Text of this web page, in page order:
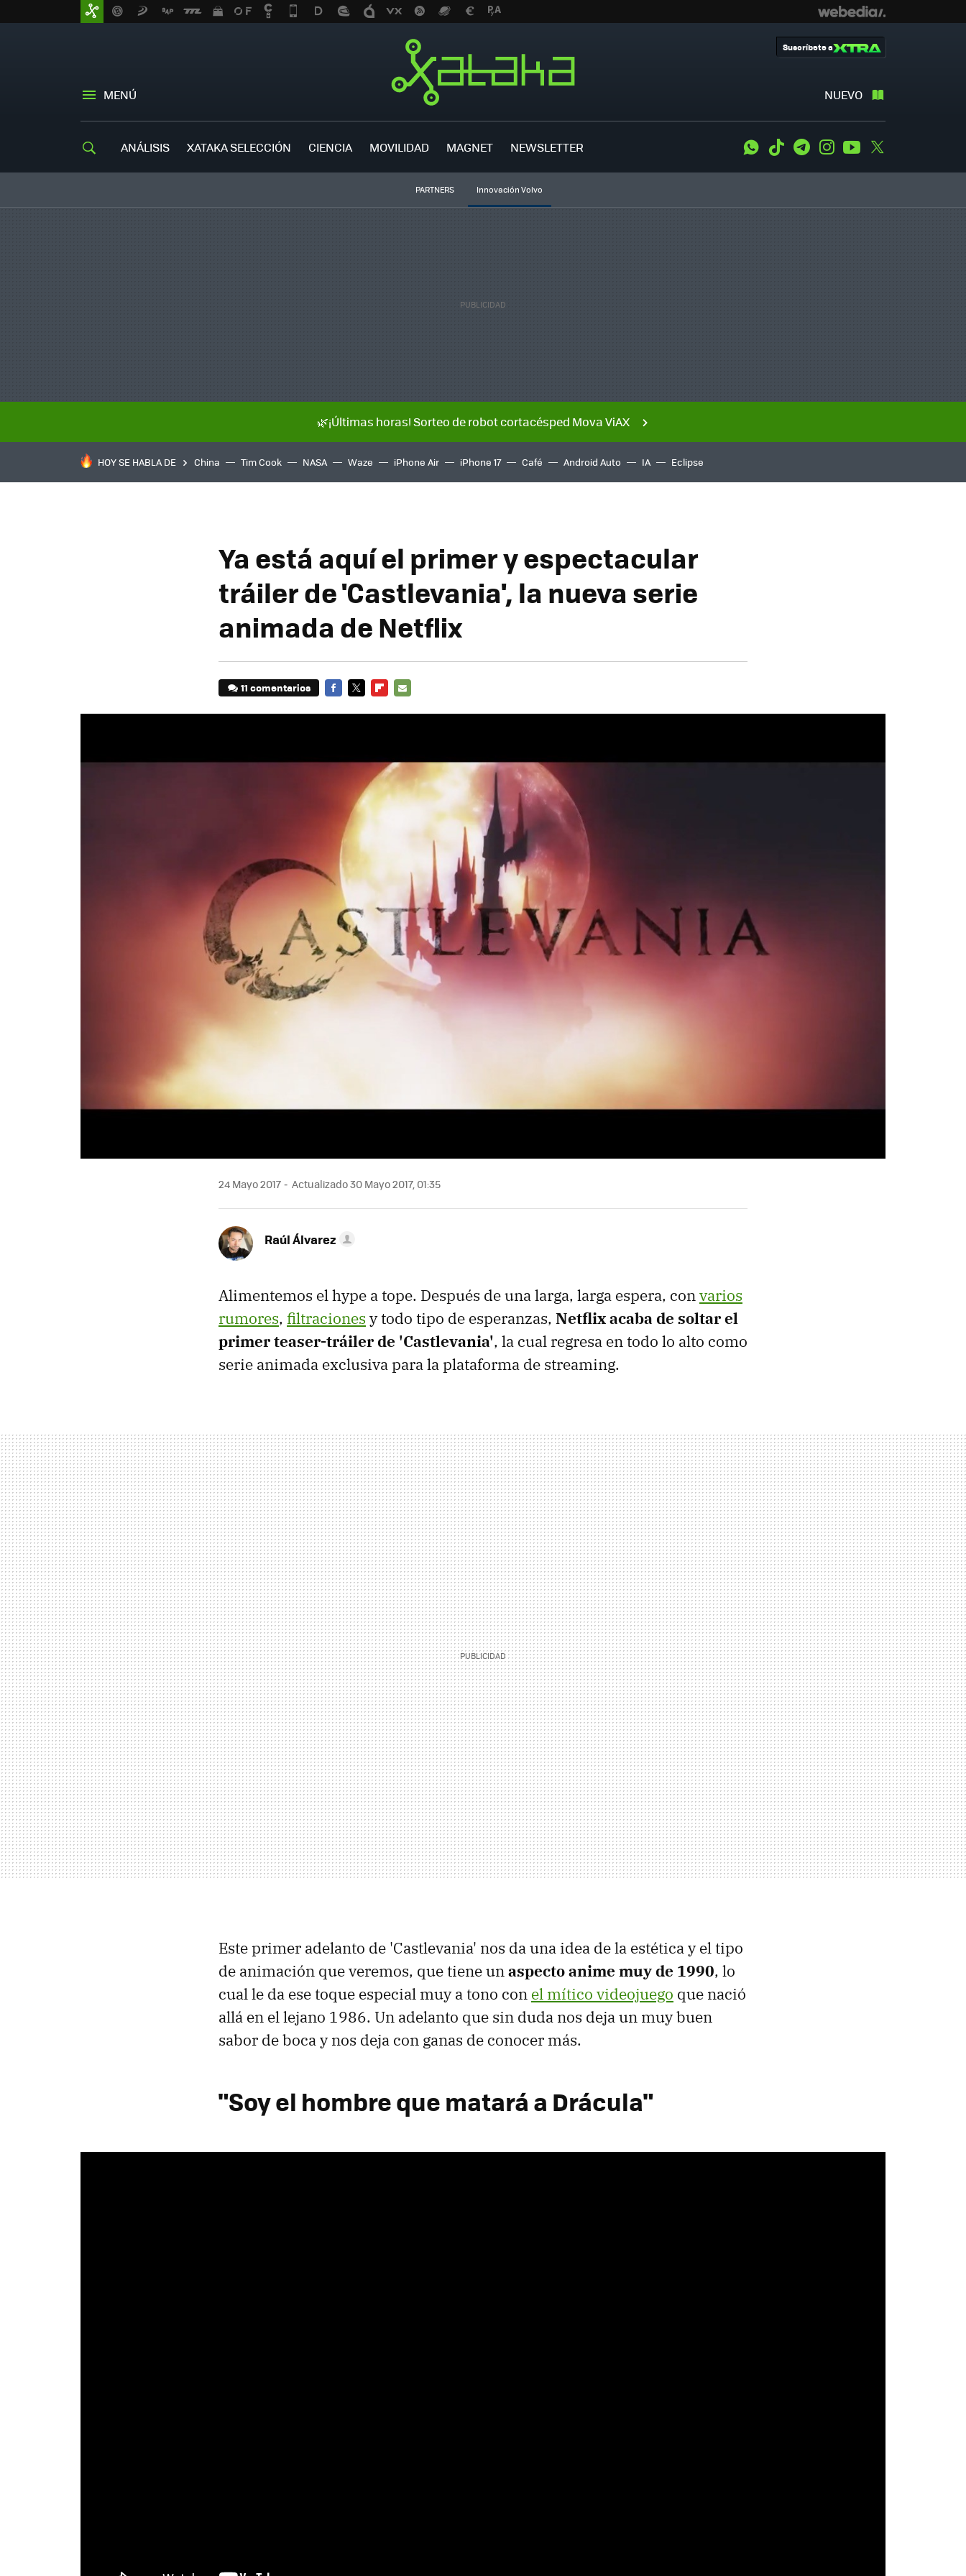
MENÚ NUEVO
Suscríbete a
ANÁLISIS XATAKA SELECCIÓN CIENCIA MOVILIDAD MAGNET NEWSLETTER WhatsApp
Tiktok TelegramInstagramYoutube
PARTNERS Innovación Volvo
🌿¡Últimas horas! Sorteo de robot cortacésped Mova ViAX
HOY SE HABLA DE China Tim Cook NASA Waze iPhone Air iPhone 17 Café Android Auto IA Eclipse
Ya está aquí el primer y espectacular
tráiler de 'Castlevania', la nueva serie
animada de Netflix
11 comentarios
24 Mayo 2017 Actualizado 30 Mayo 2017, 01:35
Raúl Álvarez
Alimentemos el hype a tope. Después de una larga, larga espera, convarios
rumores, filtraciones y todo tipo de esperanzas, Netflix acaba de soltar el
primer teaser-tráiler de 'Castlevania', la cual regresa en todo lo alto como
serie animada exclusiva para la plataforma de streaming.
Este primer adelanto de 'Castlevania' nos da una idea de la estética y el tipo
de animación que veremos, que tiene unaspecto anime muy de 1990, lo
cual le da ese toque especial muy a tono con el mítico videojuego que nació
allá en el lejano 1986. Un adelanto que sin duda nos deja un muy buen
sabor de boca y nos deja con ganas de conocer más.
"Soy el hombre que matará a Drácula"